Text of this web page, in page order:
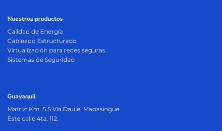
Nuestros productos
Calidad de Energía
Cableado Estructurado
Virtualización para redes seguras
Sistemas de Seguridad
Guayaquil
Matriz: Km. 5.5 Vía Daule, Mapasingue
Este calle 4ta. 112.